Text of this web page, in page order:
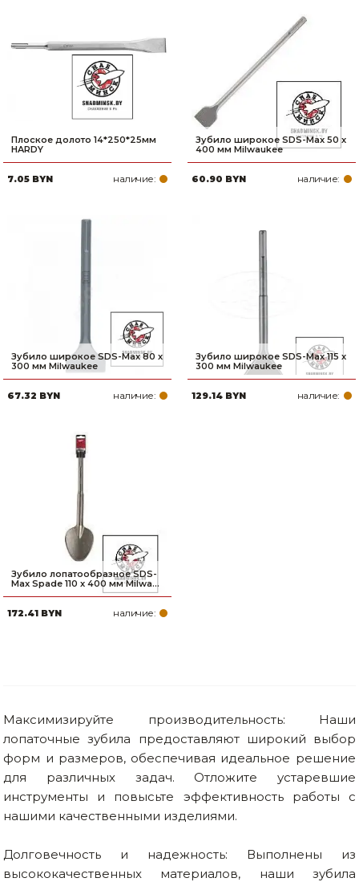
Плоское долото 14*250*25мм
HARDY
7.05 BYN наличие:
Зубило широкое SDS-Max 50 x
400 мм Milwaukee
60.90 BYN наличие:
Зубило широкое SDS-Max 80 x
300 мм Milwaukee
67.32 BYN наличие:
Зубило широкое SDS-Max 115 x
300 мм Milwaukee
129.14 BYN наличие:
Зубило лопатообразное SDS-
Max Spade 110 x 400 мм Milwa...
172.41 BYN наличие:
Максимизируйте производительность: Наши
лопаточные зубила предоставляют широкий выбор
форм и размеров, обеспечивая идеальное решение
для различных задач. Отложите устаревшие
инструменты и повысьте эффективность работы с
нашими качественными изделиями.
Долговечность и надежность: Выполнены из
высококачественных материалов, наши зубила